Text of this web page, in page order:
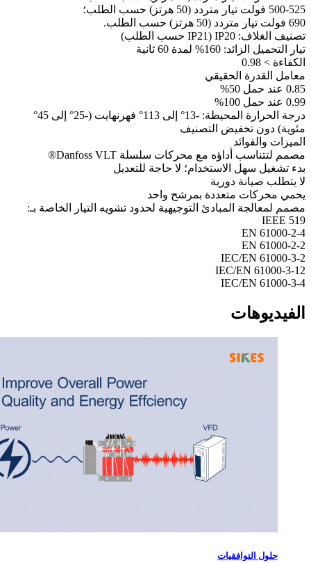
500-525 فولت تيار متردد (50 هرتز) حسب الطلب؛
690 فولت تيار متردد (50 هرتز) حسب الطلب.
تصنيف الغلاف: IP20 (IP21 حسب الطلب)
تيار التحميل الزائد: 160% لمدة 60 ثانية
الكفاءة > 0.98
معامل القدرة الحقيقي
0.85 عند حمل 50%
0.99 عند حمل 100%
درجة الحرارة المحيطة: -13° إلى 113° فهرنهايت (-25° إلى 45°
مئوية) دون تخفيض التصنيف
الميزات والفوائد
مصمم لتتناسب أداؤه مع محركات سلسلة Danfoss VLT®
بدء تشغيل سهل الاستخدام؛ لا حاجة للتعديل
لا يتطلب صيانة دورية
يحمي محركات متعددة بمرشح واحد
مصمم لمعالجة المبادئ التوجيهية لحدود تشويه التيار الخاصة بـ:
IEEE 519
EN 61000-2-4
EN 61000-2-2
IEC/EN 61000-3-2
IEC/EN 61000-3-12
IEC/EN 61000-3-4
الفيديوهات
حلول التوافقيات